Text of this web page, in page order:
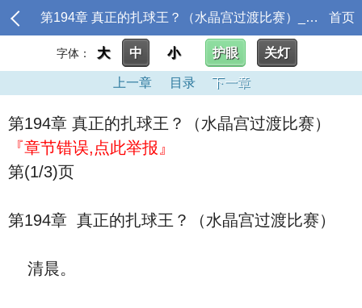
第194章 真正的扎球王？（水晶宫过渡比赛）_曼联王储，但不会踢球 首页
字体： 大 中 小 护眼 关灯
上一章 目录 下一章
第194章 真正的扎球王？（水晶宫过渡比赛）
『章节错误,点此举报』
第(1/3)页
第194章 真正的扎球王？（水晶宫过渡比赛）
清晨。